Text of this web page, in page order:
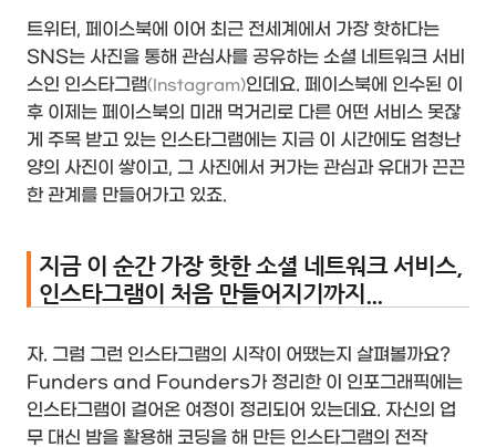
트위터, 페이스북에 이어 최근 전세계에서 가장 핫하다는
SNS는 사진을 통해 관심사를 공유하는 소셜 네트워크 서비
스인 인스타그램(Instagram)인데요. 페이스북에 인수된 이
후 이제는 페이스북의 미래 먹거리로 다른 어떤 서비스 못잖
게 주목 받고 있는 인스타그램에는 지금 이 시간에도 엄청난
양의 사진이 쌓이고, 그 사진에서 커가는 관심과 유대가 끈끈
한 관계를 만들어가고 있죠.
지금 이 순간 가장 핫한 소셜 네트워크 서비스,
인스타그램이 처음 만들어지기까지...
자. 그럼 그런 인스타그램의 시작이 어땠는지 살펴볼까요?
Funders and Founders가 정리한 이 인포그래픽에는
인스타그램이 걸어온 여정이 정리되어 있는데요. 자신의 업
무 대신 밤을 활용해 코딩을 해 만든 인스타그램의 전작